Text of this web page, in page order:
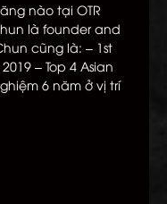
nào tại OTR
là founder and
cũng là: – 1st
– Top 4 Asian
6 năm ở vị trí